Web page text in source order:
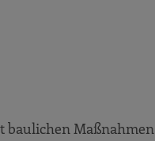
baulichen Maßnahmen